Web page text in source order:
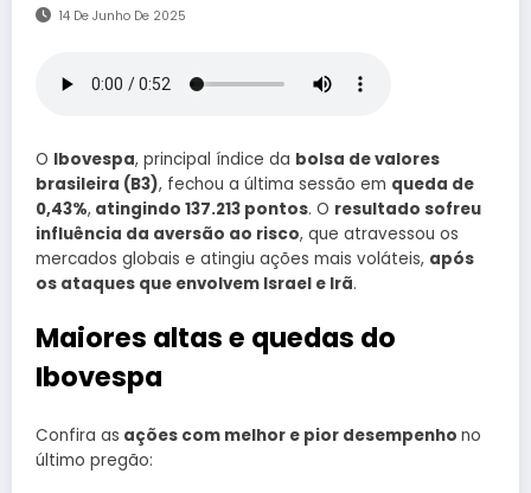
14 De Junho De 2025
O Ibovespa, principal índice da bolsa de valores
brasileira (B3), fechou a última sessão em queda de
0,43%, atingindo 137.213 pontos. O resultado sofreu
influência da aversão ao risco, que atravessou os
mercados globais e atingiu ações mais voláteis, após
os ataques que envolvem Israel e Irã.
Maiores altas e quedas do
Ibovespa
Confira as ações com melhor e pior desempenho no
último pregão: